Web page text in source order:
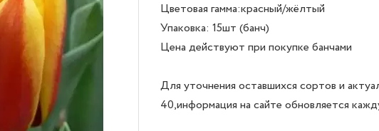
Цветовая гамма:красный/жёлтый
Упаковка: 15шт (банч)
Цена действуют при покупке банчами
Для уточнения оставшихся сортов и
40,информация на сайте обновляется